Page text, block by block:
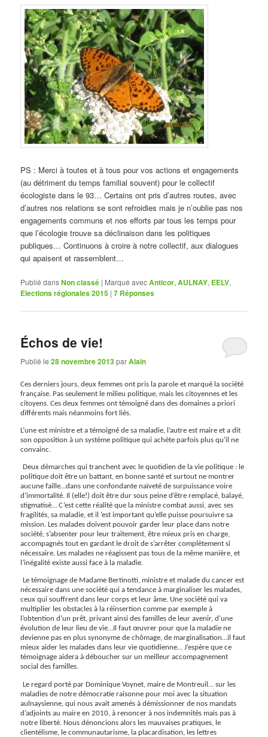
PS : Merci à toutes et à tous pour vos actions et engagements
(au détriment du temps familial souvent) pour le collectif
écologiste dans le 93… Certains ont pris d’autres routes, avec
d’autres nos relations se sont refroidies mais je n’oublie pas nos
engagements communs et nos efforts par tous les temps pour
que l’écologie trouve sa déclinaison dans les politiques
publiques… Continuons à croire à notre collectif, aux dialogues
qui apaisent et rassemblent…
Publié dansNon classé | Marqué avecAnticor,AULNAY, EELV,
Elections régionales 2015 |7 Réponses
Échos de vie!
Publié le28 novembre 2013parAlain
Ces derniers jours, deux femmes ont pris la parole et marqué la société
française. Pas seulement le milieu politique, mais les citoyennes et les
citoyens. Ces deux femmes ont témoigné dans des domaines a priori
différents mais néanmoins fort liés.
L’une est ministre et a témoigné de sa maladie, l’autre est maire et a dit
son opposition à un système politique qui achète parfois plus qu’il ne
convainc.
Deux démarches qui tranchent avec le quotidien de la vie politique : le
politique doit être un battant, en bonne santé et surtout ne montrer
aucune faille…dans une confondante naïveté de surpuissance voire
d’immortalité. Il (elle!) doit être dur sous peine d’être remplacé, balayé,
stigmatisé… C’est cette réalité que la ministre combat aussi, avec ses
fragilités, sa maladie, et il ‘est important qu’elle puisse poursuivre sa
mission. Les malades doivent pouvoir garder leur place dans notre
société, s’absenter pour leur traitement, être mieux pris en charge,
accompagnés tout en gardant le droit de s’arrêter complètement si
nécessaire. Les malades ne réagissent pas tous de la même manière, et
l’inégalité existe aussi face à la maladie.
Le témoignage de Madame Bertinotti, ministre et malade du cancer est
nécessaire dans une société qui a tendance à marginaliser les malades,
ceux qui souffrent dans leur corps et leur âme. Une société qui va
multiplier les obstacles à la réinsertion comme par exemple à
l’obtention d’un prêt, privant ainsi des familles de leur avenir, d’une
évolution de leur lieu de vie…Il faut œuvrer pour que la maladie ne
devienne pas en plus synonyme de chômage, de marginalisation…il faut
mieux aider les malades dans leur vie quotidienne… J’espère que ce
témoignage aidera à déboucher sur un meilleur accompagnement
social des familles.
Le regard porté par Dominique Voynet, maire de Montreuil… sur les
maladies de notre démocratie raisonne pour moi avec la situation
aulnaysienne, qui nous avait amenés à démissionner de nos mandats
d’adjoints au maire en 2010, à renoncer à nos indemnités mais pas à
notre liberté. Nous dénoncions alors les mauvaises pratiques, le
clientélisme, le communautarisme, la placardisation, les lettres